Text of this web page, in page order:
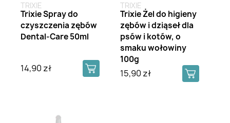
TRIXIE
Trixie Spray do
czyszczenia zębów
Dental-Care 50ml
14,90 zł
TRIXIE
Trixie Żel do higieny
zębów i dziąseł dla
psów i kotów, o
smaku wołowiny
100g
15,90 zł